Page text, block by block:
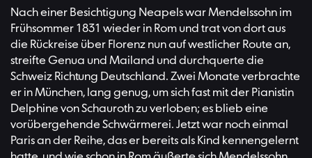
Nach einer Besichtigung Neapels war Mendelssohn im
Frühsommer 1831 wieder in Rom und trat von dort aus
die Rückreise über Florenz nun auf westlicher Route an,
streifte Genua und Mailand und durchquerte die
Schweiz Richtung Deutschland. Zwei Monate verbrachte
er in München, lang genug, um sich fast mit der Pianistin
Delphine von Schauroth zu verloben; es blieb eine
vorübergehende Schwärmerei. Jetzt war noch einmal
Paris an der Reihe, das er bereits als Kind kennengelernt